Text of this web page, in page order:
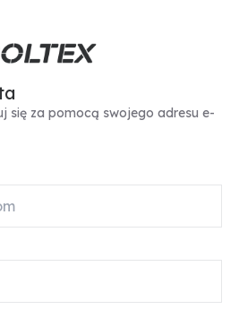
się za pomocą swojego adresu e-